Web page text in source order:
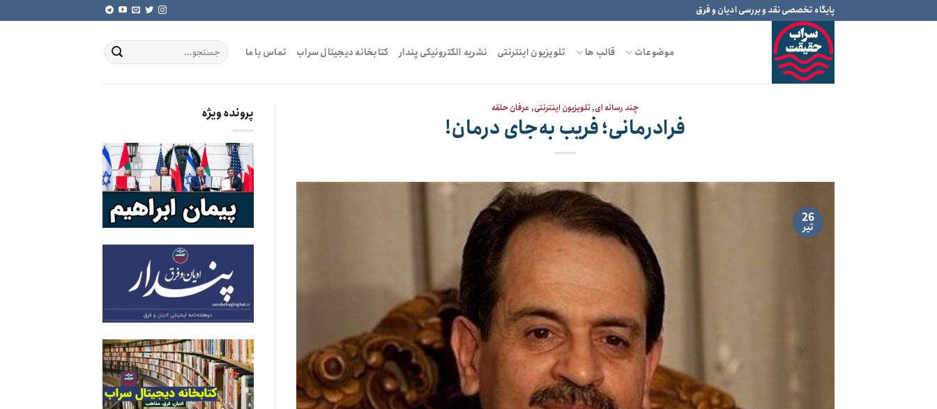
to
پایگاه تخصصی نقد و بررسی ادیان و فرق
موضوعات قالب ها تلویزیون اینترنتی نشریه الکترونیکی پندار کتابخانه دیجیتال سراب تماس با ما
چند رسانه ای,تلویزیون اینترنتی,عرفان حلقه
فرادرمانی؛ فریب به‌جای درمان!
26
تیر
پرونده ویژه